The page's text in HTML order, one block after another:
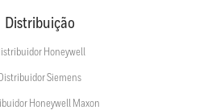
Distribuição
Honeywell
Distribuidor Siemens
Honeywell Maxon